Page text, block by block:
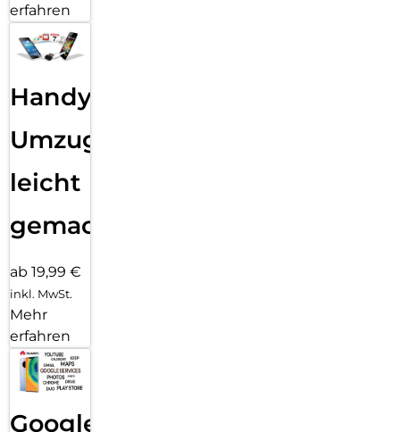
erfahren
Handy
Umzug
leicht
gemacht!
ab 19,99 €
inkl. MwSt.
Mehr
erfahren
Google